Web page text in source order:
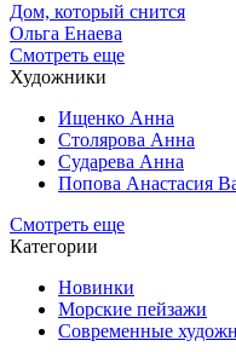
Дом, который снится
Ольга Енаева
Смотреть еще
Художники
Ищенко Анна
Столярова Анна
Сударева Анна
Попова Анастасия
Смотреть еще
Категории
Новинки
Морские пейзажи
Современные